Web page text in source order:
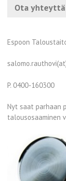
Ota yhteyttä
Espoon
P. 0400-160300
Nyt saat parhaan
talousosaaminen